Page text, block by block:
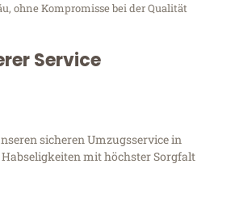
ohne Kompromisse bei der Qualität
Service
sicheren Umzugsservice in
mit höchster Sorgfalt